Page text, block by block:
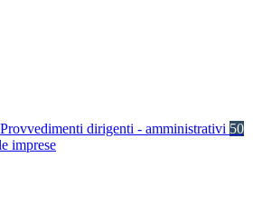
Provvedimenti dirigenti - amministrativi 50
imprese